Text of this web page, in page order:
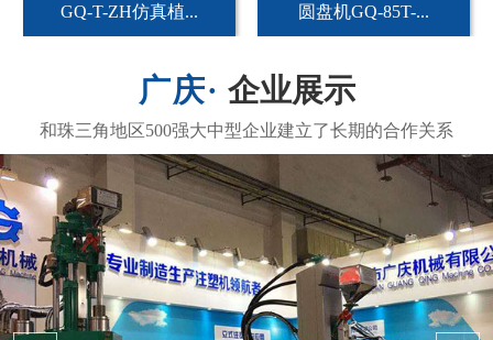
GQ-T-ZH仿真植... 圆盘机GQ-85T-...
企业展示